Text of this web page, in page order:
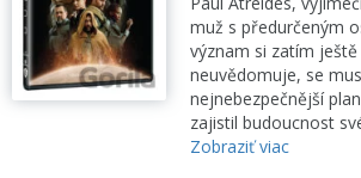
muž s předurčeným
význam si zatím
neuvědomuje, se
nejnebezpečnější
zajistil budoucnost
Zobraziť viac